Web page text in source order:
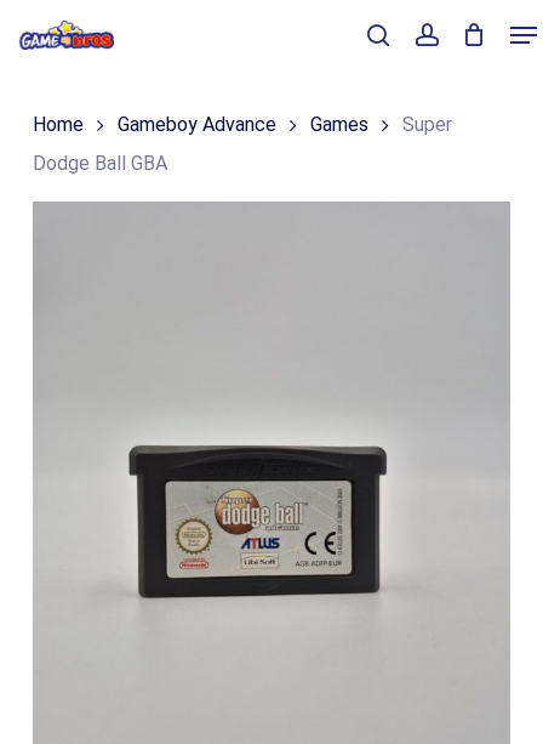
content
Winkelmand
Home Gameboy Advance Games
Super
Dodge Ball GBA